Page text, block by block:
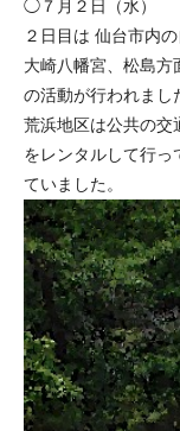
◯７月２日（水）
２日目は 仙台市内の
大崎八幡宮、松島
の活動が行われまし
荒浜地区は公共の交
をレンタルして行っ
ていました。